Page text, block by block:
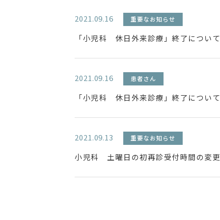
2021.09.16 重要なお知らせ
「小児科 休日外来診療」終了について
2021.09.16 患者さん
「小児科 休日外来診療」終了について
2021.09.13 重要なお知らせ
小児科 土曜日の初再診受付時間の変